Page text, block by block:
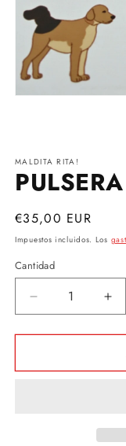
una
ventana
modal
MALDITA RITA!
Precio
habitual
€35,00 EUR
Impuestos incluidos. Los
Cantidad
Cantidad
Reducir
cantidad
para
PERROS